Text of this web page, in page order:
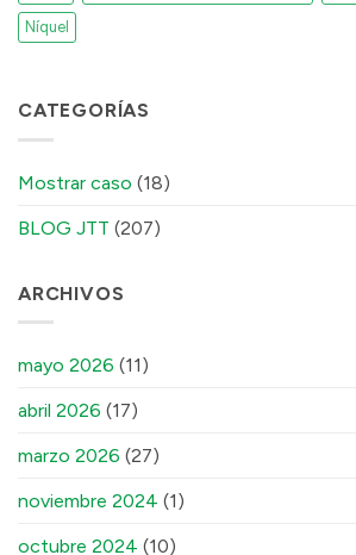
Níquel
CATEGORÍAS
Mostrar caso (18)
BLOG JTT (207)
ARCHIVOS
mayo 2026 (11)
abril 2026 (17)
marzo 2026 (27)
noviembre 2024 (1)
octubre 2024 (10)